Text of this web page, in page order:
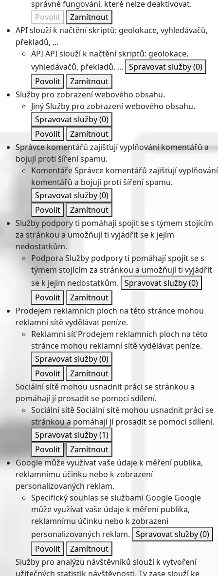
správné fungování, které nelze deaktivovat.
Povolit
Zamítnout
API slouží k načtění skriptů: geolokace, vyhledávačů,
překladů, ...
APIAPI slouží k načtění skriptů: geolokace,
vyhledávačů, překladů, ... Spravovat služby(0)
Povolit
Zamítnout
Služby pro zobrazení webového obsahu.
JinýSlužby pro zobrazení webového obsahu.
Spravovat služby(0)
Povolit
Zamítnout
Správce komentářů zajišťují vyplňování komentářů a
bojují proti šíření spamu.
KomentářeSprávce komentářů zajišťují vyplňování
komentářů a bojují proti šíření spamu.
Spravovat služby(0)
Povolit
Zamítnout
Služby podpory ti pomáhají spojit se s týmem stojícím
za stránkou a umožňují ti vyjádřit se k jejím
nedostatkům.
Podpora Služby podpory ti pomáhají spojit se s
týmem stojícím za stránkou a umožňují ti vyjádřit
se k jejím nedostatkům. Spravovat služby(0)
Povolit
Zamítnout
Prodejem reklamních ploch na této stránce mohou
reklamní sítě vydělávat peníze.
Reklamní síť Prodejem reklamních ploch na této
stránce mohou reklamní sítě vydělávat peníze.
Spravovat služby(0)
Povolit
Zamítnout
Sociální sítě mohou usnadnit práci se stránkou a
pomáhají jí prosadit se pomocí sdílení.
Sociální sítěSociální sítě mohou usnadnit práci se
stránkou a pomáhají jí prosadit se pomocí sdílení.
Spravovat služby(1)
Povolit
Zamítnout
Google může využívat vaše údaje k měření publika,
reklamnímu účinku nebo k zobrazení
personalizovaných reklam.
Specifický souhlas se službami Google Google
může využívat vaše údaje k měření publika,
reklamnímu účinku nebo k zobrazení
personalizovaných reklam. Spravovat služby(0)
Povolit
Zamítnout
Služby pro analýzu návštěvníků slouží k vytvoření
užitečných statistik návštěvnosti. Ty zase slouží ke